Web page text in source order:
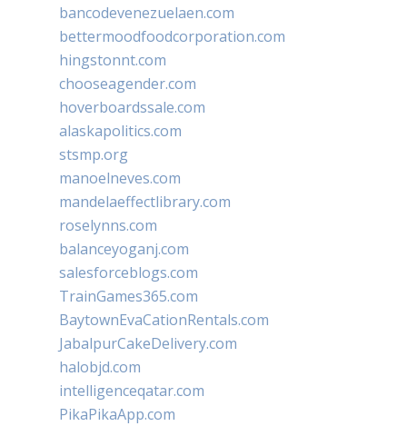
bancodevenezuelaen.com
bettermoodfoodcorporation.com
hingstonnt.com
chooseagender.com
hoverboardssale.com
alaskapolitics.com
stsmp.org
manoelneves.com
mandelaeffectlibrary.com
roselynns.com
balanceyoganj.com
salesforceblogs.com
TrainGames365.com
BaytownEvaCationRentals.com
JabalpurCakeDelivery.com
halobjd.com
intelligenceqatar.com
PikaPikaApp.com